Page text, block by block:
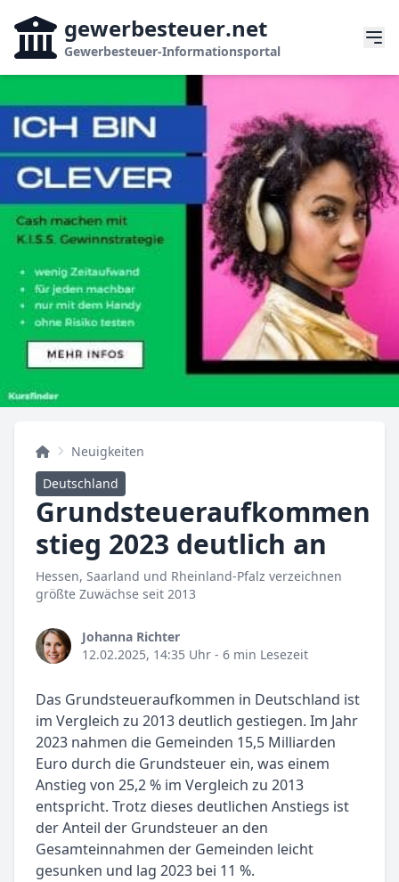
gewerbesteuer.net
Gewerbesteuer-Informationsportal
Neuigkeiten
Deutschland
Grundsteueraufkommen
stieg 2023 deutlich an
Hessen, Saarland und Rheinland-Pfalz verzeichnen
größte Zuwächse seit 2013
Johanna Richter
12.02.2025, 14:35 Uhr - 6 min Lesezeit
Das Grundsteueraufkommen in Deutschland ist
im Vergleich zu 2013 deutlich gestiegen. Im Jahr
2023 nahmen die Gemeinden 15,5 Milliarden
Euro durch die Grundsteuer ein, was einem
Anstieg von 25,2 % im Vergleich zu 2013
entspricht. Trotz dieses deutlichen Anstiegs ist
der Anteil der Grundsteuer an den
Gesamteinnahmen der Gemeinden leicht
gesunken und lag 2023 bei 11 %.